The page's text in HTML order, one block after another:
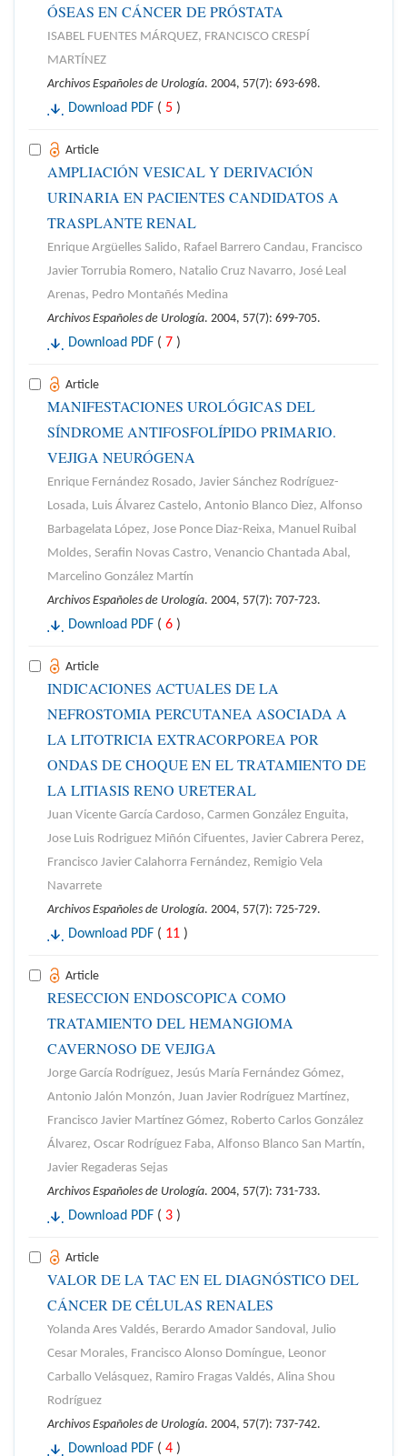
ÓSEAS EN CÁNCER DE PRÓSTATA
ISABEL FUENTES MÁRQUEZ, FRANCISCO CRESPÍ
MARTÍNEZ
Archivos Españoles de Urología. 2004, 57(7): 693-698.
Download PDF ( 5 )
Article
AMPLIACIÓN VESICAL Y DERIVACIÓN
URINARIA EN PACIENTES CANDIDATOS A
TRASPLANTE RENAL
Enrique Argüelles Salido, Rafael Barrero Candau, Francisco
Javier Torrubia Romero, Natalio Cruz Navarro, José Leal
Arenas, Pedro Montañés Medina
Archivos Españoles de Urología. 2004, 57(7): 699-705.
Download PDF ( 7 )
Article
MANIFESTACIONES UROLÓGICAS DEL
SÍNDROME ANTIFOSFOLÍPIDO PRIMARIO.
VEJIGA NEURÓGENA
Enrique Fernández Rosado, Javier Sánchez Rodríguez-
Losada, Luis Álvarez Castelo, Antonio Blanco Diez, Alfonso
Barbagelata López, Jose Ponce Diaz-Reixa, Manuel Ruibal
Moldes, Serafin Novas Castro, Venancio Chantada Abal,
Marcelino González Martín
Archivos Españoles de Urología. 2004, 57(7): 707-723.
Download PDF ( 6 )
Article
INDICACIONES ACTUALES DE LA
NEFROSTOMIA PERCUTANEA ASOCIADA A
LA LITOTRICIA EXTRACORPOREA POR
ONDAS DE CHOQUE EN EL TRATAMIENTO DE
LA LITIASIS RENO URETERAL
Juan Vicente García Cardoso, Carmen González Enguita,
Jose Luis Rodriguez Miñón Cifuentes, Javier Cabrera Perez,
Francisco Javier Calahorra Fernández, Remigio Vela
Navarrete
Archivos Españoles de Urología. 2004, 57(7): 725-729.
Download PDF ( 11 )
Article
RESECCION ENDOSCOPICA COMO
TRATAMIENTO DEL HEMANGIOMA
CAVERNOSO DE VEJIGA
Jorge García Rodríguez, Jesús María Fernández Gómez,
Antonio Jalón Monzón, Juan Javier Rodríguez Martínez,
Francisco Javier Martínez Gómez, Roberto Carlos González
Álvarez, Oscar Rodríguez Faba, Alfonso Blanco San Martín,
Javier Regaderas Sejas
Archivos Españoles de Urología. 2004, 57(7): 731-733.
Download PDF ( 3 )
Article
VALOR DE LA TAC EN EL DIAGNÓSTICO DEL
CÁNCER DE CÉLULAS RENALES
Yolanda Ares Valdés, Berardo Amador Sandoval, Julio
Cesar Morales, Francisco Alonso Domíngue, Leonor
Carballo Velásquez, Ramiro Fragas Valdés, Alina Shou
Rodríguez
Archivos Españoles de Urología. 2004, 57(7): 737-742.
Download PDF ( 4 )